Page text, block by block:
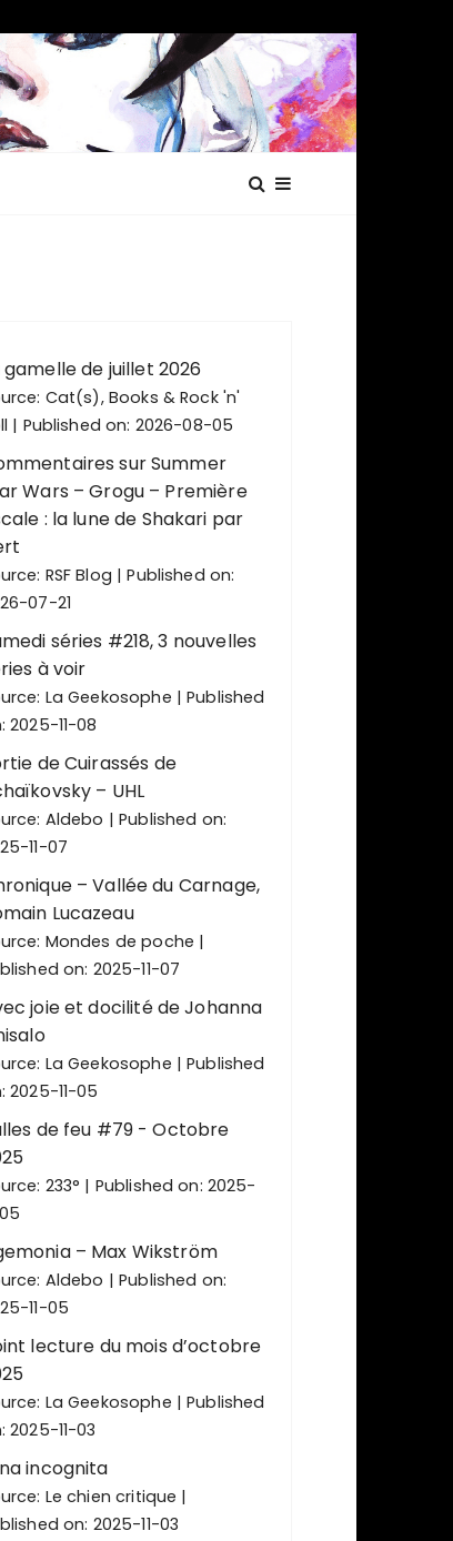
gamelle de juillet 2026
Cat(s), Books & Rock 'n'
Published on: 2026-08-05
sur Summer
Wars – Grogu – Première
: la lune de Shakari par
RSF Blog
Published on:
07-21
séries #218, 3 nouvelles
à voir
La Geekosophe
Published
2025-11-08
de Cuirassés de
– UHL
Aldebo
Published on:
11-07
– Vallée du Carnage,
Lucazeau
Mondes de poche
on: 2025-11-07
joie et docilité de Johanna
La Geekosophe
Published
2025-11-05
de feu #79 - Octobre
233°
Published on: 2025-
– Max Wikström
Aldebo
Published on:
11-05
lecture du mois d’octobre
La Geekosophe
Published
2025-11-03
incognita
Le chien critique
on: 2025-11-03